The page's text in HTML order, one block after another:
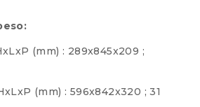
(mm) : 289x845x209 ;
(mm) : 596x842x320 ; 31